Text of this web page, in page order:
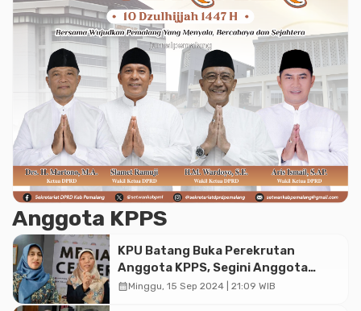
Anggota KPPS
KPU Batang Buka Perekrutan
Anggota KPPS, Segini Anggota
KPPS yang Dibutuhkan
calendar_monthMinggu, 15 Sep 2024 | 21:09 WIB